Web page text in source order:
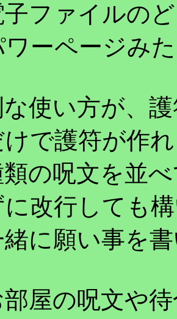
子ファイルの
ワーページみ
使い方が、
で護符が作
の呪文を並
改行しても
緒に願い事を
屋の呪文や